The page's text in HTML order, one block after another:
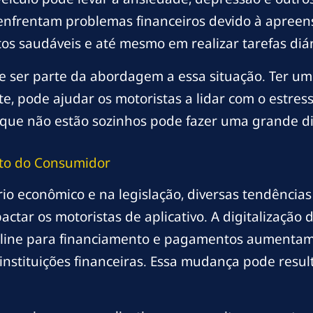
problemas financeiros devido à
saudáveis e até mesmo em realizar tarefas
ser parte da abordagem a essa situação. Ter
pode ajudar os motoristas a lidar com o
não estão sozinhos pode fazer uma grande
do Consumidor
econômico e na legislação, diversas
os motoristas de aplicativo. A digitalização
para financiamento e pagamentos
financeiras. Essa mudança pode